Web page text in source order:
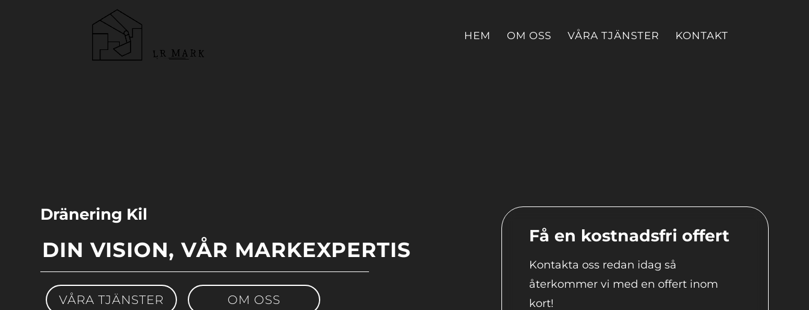
HEM OM OSS VÅRA TJÄNSTER KONTAKT
Dränering Kil
DIN VISION, VÅR MARKEXPERTIS
VÅRA TJÄNSTER OM OSS
Få en kostnadsfri offert
Kontakta oss redan idag så
återkommer vi med en offert inom
kort!